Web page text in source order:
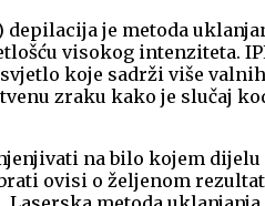
je metoda
visokog intenziteta.
koje sadrži više valnih
zraku kako je slučaj
na bilo kojem dijelu
ovisi o željenom